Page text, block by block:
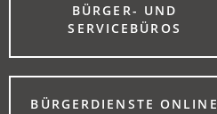
BÜRGER- UND
SERVICEBÜROS
(ÖFFNET
EINEM
NEUEN
TAB)BÜRGERDIENSTE ONLINE
(ÖFFNET